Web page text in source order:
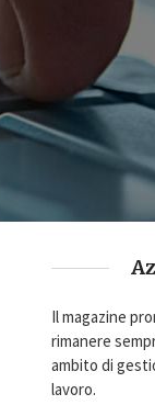
Il magazine
rimanere
ambito di
lavoro.